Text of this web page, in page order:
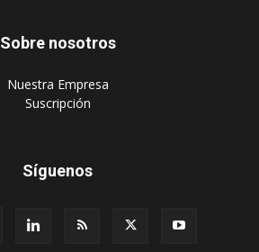
Sobre nosotros
‎Nuestra Empresa
‎Suscripción
Síguenos